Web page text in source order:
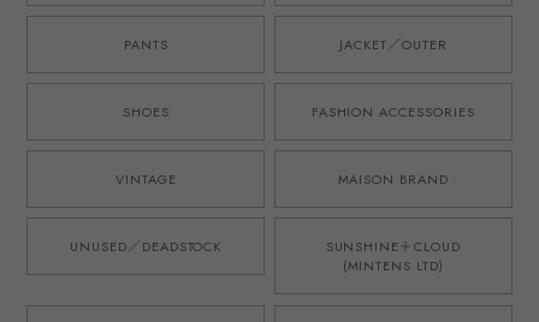
ブランド M-52モ
W34~36
本製 ゴムウエスト
オリジナルブラン
ド M-52モデル 実
寸W34~36
PANTS JACKET／OUTER
SHOES FASHION ACCESSORIES
VINTAGE MAISON BRAND
UNUSED／DEADSTOCK
SUNSHINE＋CLOUD
(MINTENS LTD)